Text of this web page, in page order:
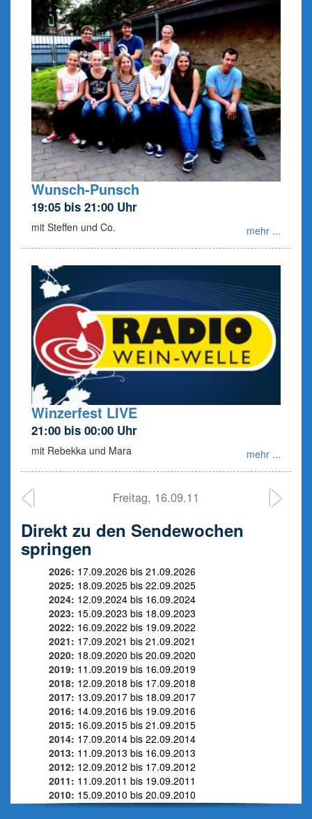
Wunsch-Punsch
19:05 bis 21:00 Uhr
mit Steffen und Co. mehr ...
Winzerfest LIVE
21:00 bis 00:00 Uhr
mit Rebekka und Mara mehr ...
Freitag, 16.09.11
Direkt zu den Sendewochen
springen
2026: 17.09.2026 bis 21.09.2026
2025: 18.09.2025 bis 22.09.2025
2024: 12.09.2024 bis 16.09.2024
2023: 15.09.2023 bis 18.09.2023
2022: 16.09.2022 bis 19.09.2022
2021: 17.09.2021 bis 21.09.2021
2020: 18.09.2020 bis 20.09.2020
2019: 11.09.2019 bis 16.09.2019
2018: 12.09.2018 bis 17.09.2018
2017: 13.09.2017 bis 18.09.2017
2016: 14.09.2016 bis 19.09.2016
2015: 16.09.2015 bis 21.09.2015
2014: 17.09.2014 bis 22.09.2014
2013: 11.09.2013 bis 16.09.2013
2012: 12.09.2012 bis 17.09.2012
2011: 11.09.2011 bis 19.09.2011
2010: 15.09.2010 bis 20.09.2010